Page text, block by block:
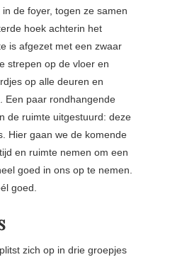
de foyer, togen ze samen
hoek achterin het
is afgezet met een zwaar
strepen op de vloer en
op alle deuren en
Een paar rondhangende
de ruimte uitgestuurd: deze
Hier gaan we de komende
en ruimte nemen om een
goed in ons op te nemen.
goed.
zich op in drie groepjes